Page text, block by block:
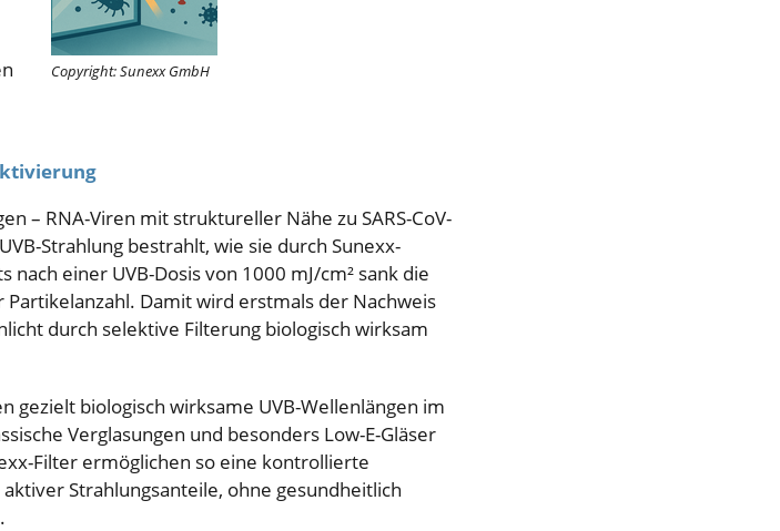
Copyright: Sunexx GmbH
– RNA-Viren mit struktureller Nähe zu SARS-CoV-
Strahlung bestrahlt, wie sie durch Sunexx-
einer UVB-Dosis von 1000 mJ/cm² sank die
Damit wird erstmals der Nachweis
durch selektive Filterung biologisch wirksam
gezielt biologisch wirksame UVB-Wellenlängen im
Verglasungen und besonders Low-E-Gläser
Filter ermöglichen so eine kontrollierte
Strahlungsanteile, ohne gesundheitlich